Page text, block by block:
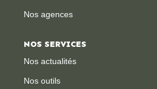
Nos agences
NOS SERVICES
Nos actualités
Nos outils